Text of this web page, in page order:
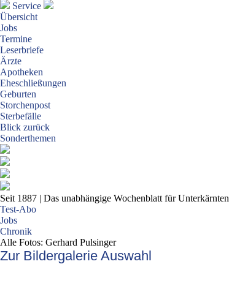
Service
Übersicht
Jobs
Termine
Leserbriefe
Ärzte
Apotheken
Eheschließungen
Geburten
Storchenpost
Sterbefälle
Blick zurück
Sonderthemen
Seit 1887 | Das unabhängige Wochenblatt für Unterkärnten
Test-Abo
Jobs
Chronik
Alle Fotos: Gerhard Pulsinger
Zur Bildergalerie Auswahl